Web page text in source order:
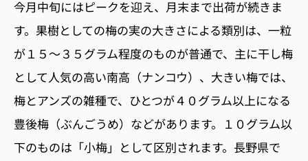
今月中旬にはピークを迎え、月末まで出荷が続きま
す。果樹としての梅の実の大きさによる類別は、一粒
が１５〜３５グラム程度のものが普通で、主に干し梅
として人気の高い南高（ナンコウ）、大きい梅では、
梅とアンズの雑種で、ひとつが４０グラム以上になる
豊後梅（ぶんごうめ）などがあります。１０グラム以
下のものは「小梅」として区別されます。長野県で